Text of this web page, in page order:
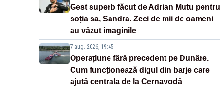
Gest superb făcut de Adrian Mutu pentru
soția sa, Sandra. Zeci de mii de oameni
au văzut imaginile
7 aug. 2026, 19:45
Operațiune fără precedent pe Dunăre.
Cum funcționează digul din barje care
ajută centrala de la Cernavodă